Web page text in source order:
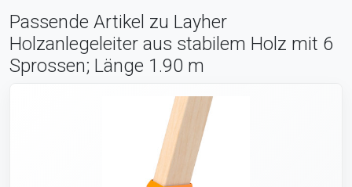
Passende Artikel zu Layher
Holzanlegeleiter aus stabilem Holz mit 6
Sprossen; Länge 1.90 m